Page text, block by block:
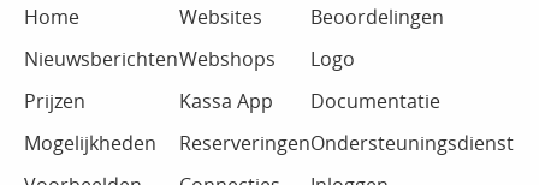
Home
Nieuwsberichten
Prijzen
Mogelijkheden
Websites
Webshops
Kassa App
Reserveringen
Beoordelingen
Logo
Documentatie
Ondersteuningsdienst